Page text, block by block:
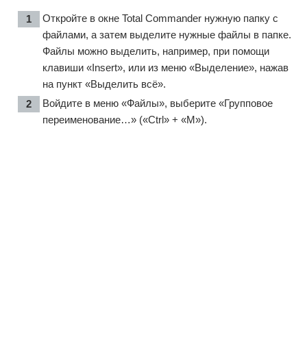
Откройте в окне Total Commander нужную папку с
файлами, а затем выделите нужные файлы в папке.
Файлы можно выделить, например, при помощи
клавиши «Insert», или из меню «Выделение», нажав
на пункт «Выделить всё».
Войдите в меню «Файлы», выберите «Групповое
переименование…» («Ctrl» + «M»).